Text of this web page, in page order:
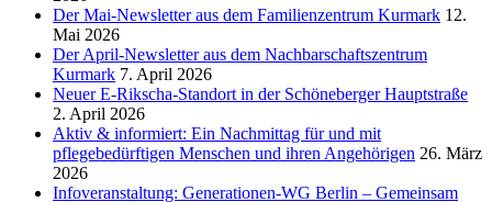
Der Mai-Newsletter aus dem Familienzentrum Kurmark 12.
Mai 2026
Der April-Newsletter aus dem Nachbarschaftszentrum
Kurmark 7. April 2026
Neuer E-Rikscha-Standort in der Schöneberger Hauptstraße
2. April 2026
Aktiv & informiert: Ein Nachmittag für und mit
pflegebedürftigen Menschen und ihren Angehörigen 26. März
2026
Infoveranstaltung: Generationen-WG Berlin – Gemeinsam